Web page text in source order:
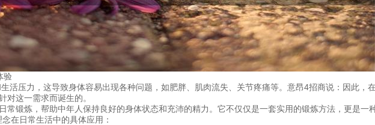
验
活压力，这导致身体容易出现各种问题，如肥胖、肌肉流失、关节疼痛等。意昂4招商说：因此，
对这一需求而诞生的。
常锻炼，帮助中年人保持良好的身体状态和充沛的精力。它不仅仅是一套实用的锻炼方法，更是一
在日常生活中的具体应用：